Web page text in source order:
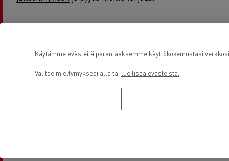
HINAUSAPU
Saatavilla ympäri vuorokauden ja 7 päivää viikossa
Käytämme evästeitä parantaaksemme käyttökokemustasi
Valitse mieltymyksesi alla tai lue lisää evästeistä.